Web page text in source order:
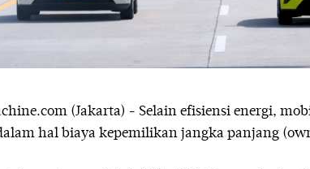
(Jakarta) - Selain efisiensi energi,
hal biaya kepemilikan jangka panjang